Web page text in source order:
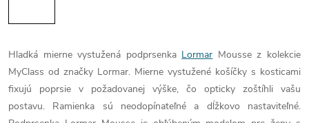
Hladká mierne vystužená podprsenka Lormar Mousse z kolekcie
MyClass od značky Lormar. Mierne vystužené košíčky s kosticami
fixujú poprsie v požadovanej výške, čo opticky zoštíhli vašu
postavu. Ramienka sú neodopínateľné a dĺžkovo nastaviteľné.